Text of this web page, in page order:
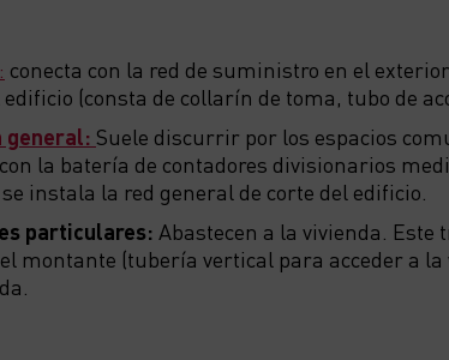
: conecta con la red de suministro en el
(consta de collarín de toma, tubo de
general: Suele discurrir por los espacios
la batería de contadores divisionarios
instala la red general de corte del edificio.
particulares: Abastecen a la vivienda.
montante (tubería vertical para acceder a